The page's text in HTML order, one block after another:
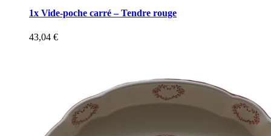
1x Vide-poche carré – Tendre rouge
43,04 €